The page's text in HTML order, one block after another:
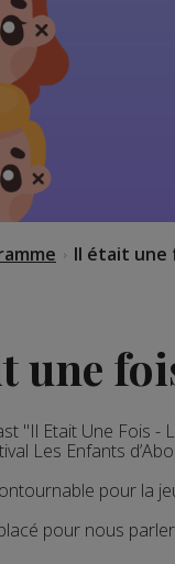
Il était une
une
"Il Etait Une Fois
Les Enfants
pour la
pour nous